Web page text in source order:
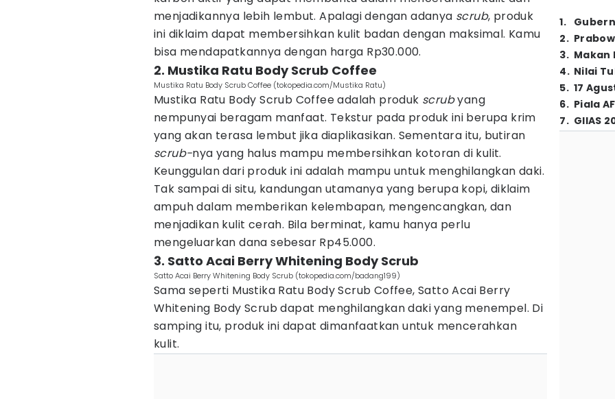
menjadikannya lebih lembut. Apalagi dengan adanya scrub, produk
ini diklaim dapat membersihkan kulit badan dengan maksimal. Kamu
bisa mendapatkannya dengan harga Rp30.000.
2. Mustika Ratu Body Scrub Coffee
Mustika Ratu Body Scrub Coffee (tokopedia.com/Mustika Ratu)
Mustika Ratu Body Scrub Coffee adalah produk scrubyang
nempunyai beragam manfaat. Tekstur pada produk ini berupa krim
yang akan terasa lembut jika diaplikasikan. Sementara itu, butiran
scrub-nya yang halus mampu membersihkan kotoran di kulit.
Keunggulan dari produk ini adalah mampu untuk menghilangkan daki.
Tak sampai di situ, kandungan utamanya yang berupa kopi, diklaim
ampuh dalam memberikan kelembapan, mengencangkan, dan
menjadikan kulit cerah. Bila berminat, kamu hanya perlu
mengeluarkan dana sebesar Rp45.000.
3. Satto Acai Berry Whitening Body Scrub
Satto Acai Berry Whitening Body Scrub (tokopedia.com/badang199)
Sama seperti Mustika Ratu Body Scrub Coffee, Satto Acai Berry
Whitening Body Scrub dapat menghilangkan daki yang menempel. Di
samping itu, produk ini dapat dimanfaatkan untuk mencerahkan
kulit.
1.
2.
3. Makan
4. Nilai
5. 17
6. Piala
7. GIIAS